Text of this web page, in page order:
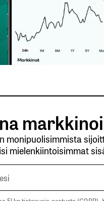
monipuolisimmista
mielenkiintoisimmat